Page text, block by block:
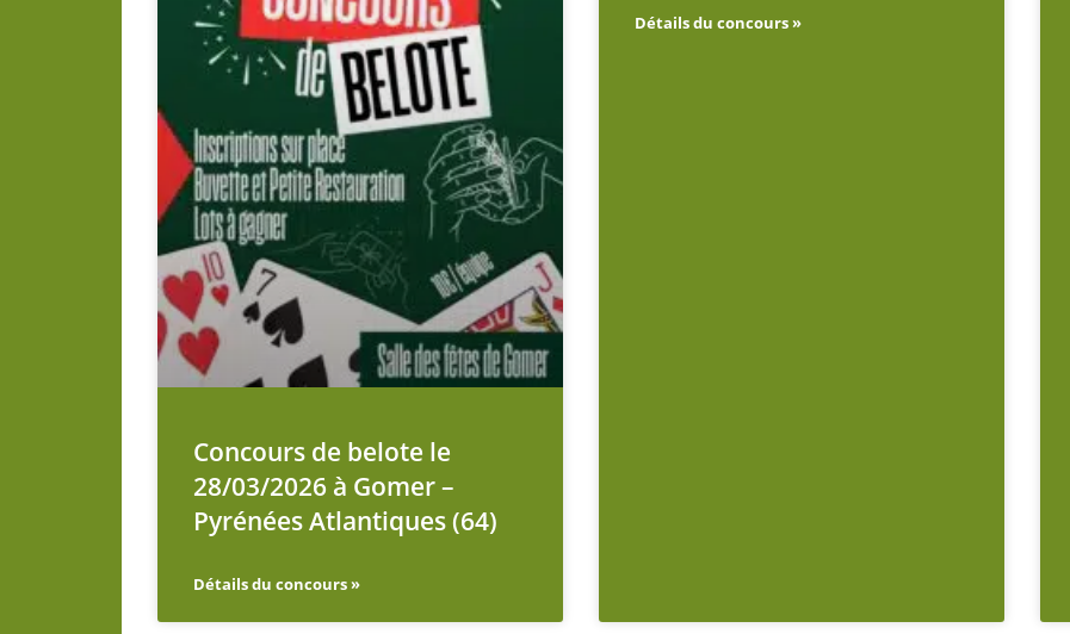
Concours de belote le
28/03/2026 à Gomer –
Pyrénées Atlantiques (64)
Détails du concours »
Détails du concours »